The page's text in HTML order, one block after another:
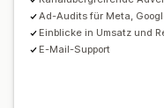
Conversion-Tracking
Demografische Analyse
Benchmarking
Historische Analyse
Ad-Audits für Meta,
Einblicke in Umsatz und
E-Mail-Support